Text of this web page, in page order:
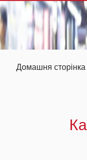
Домашня сторінка